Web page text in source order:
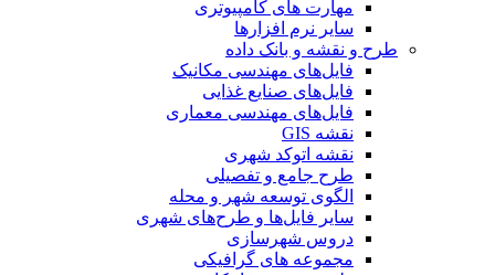
مهارت های کامپیوتری
سایر نرم افزارها
طرح و نقشه و بانک داده
فایل‌های مهندسی مکانیک
فایل‌های صنایع غذایی
فایل‌های مهندسی معماری
نقشه GIS
نقشه اتوکد شهری
طرح جامع و تفصیلی
الگوی توسعه شهر و محله
سایر فایل‌ها و طرح‌های شهری
دروس شهرسازی
مجموعه های گرافیکی